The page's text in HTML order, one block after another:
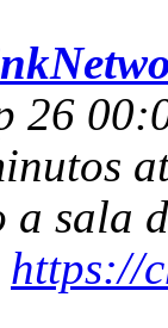
26
a sala
https://